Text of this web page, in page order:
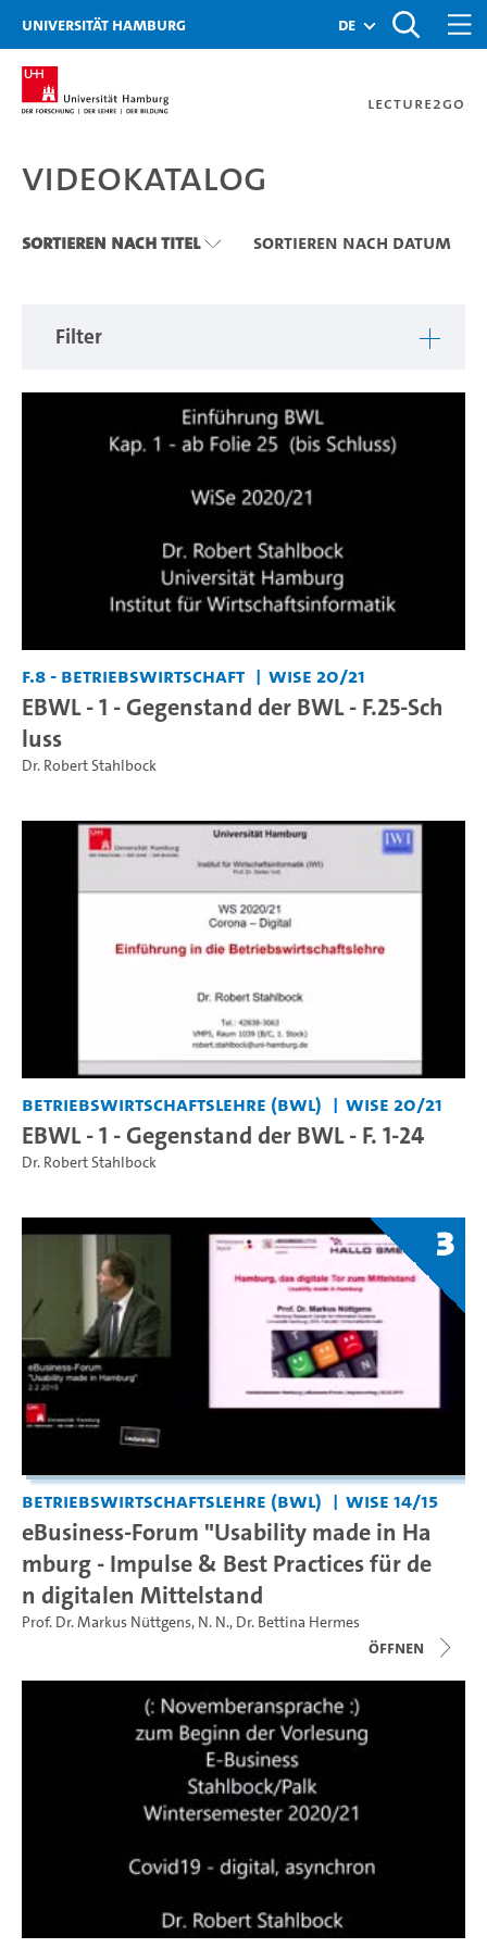
Zu den Filtern
Zur Metanavigation
Zur Hauptnavigation
Zur Suche
Zum Inhalt
Zum Seitenfuss
Universität Hamburg de
Lecture2Go
Videokatalog
Videokatalog
Sortieren nach Titel Sortieren nach Datum
Filter
F.8 - Betriebswirtschaft WiSe 20/21
EBWL - 1 - Gegenstand der BWL - F.25-Sch
luss
Dr. Robert Stahlbock
Betriebswirtschaftslehre (BWL) WiSe 20/21
EBWL - 1 - Gegenstand der BWL - F. 1-24
Dr. Robert Stahlbock
3
Betriebswirtschaftslehre (BWL) WiSe 14/15
eBusiness-Forum "Usability made in Ha
mburg - Impulse & Best Practices für de
n digitalen Mittelstand
Prof. Dr. Markus Nüttgens, N. N., Dr. Bettina Hermes
Öffnen